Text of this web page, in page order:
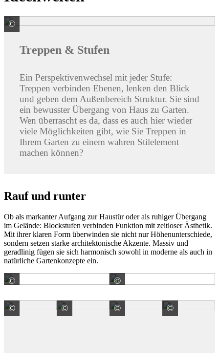
© Klostermann GmbH & Co. KG
Treppen & Stufen
Ein Perspektivenwechsel mit jeder Stufe:
Treppen verbinden Ebenen, lenken den Blick
und geben dem Außenbereich Struktur. Sie sind
ein bewusster Übergang von Haus zu Garten.
Wen überrascht es da, dass es auch hier wieder
viele Möglichkeiten gibt, wie Sie Treppen in
Ihrem Garten zu einem wahren Stilelement
machen können?
Rauf und runter
Ob als markanter Aufgang zur Haustür oder als ruhiger Übergang
im Gelände: Blockstufen verbinden Funktion mit zeitloser Ästhetik.
Mit ihrer klaren Form überwinden sie nicht nur Höhenunterschiede,
sondern setzen starke architektonische Akzente. Massiv und
geradlinig fügen sie sich harmonisch sowohl in moderne als auch in
natürliche Gartenkonzepte ein.
© Kronimus AG Betonsteinwerke
©
© Kronimus AG Betonsteinwerke
© Kronimus AG Betonsteinwerke
© Kronimus AG
©